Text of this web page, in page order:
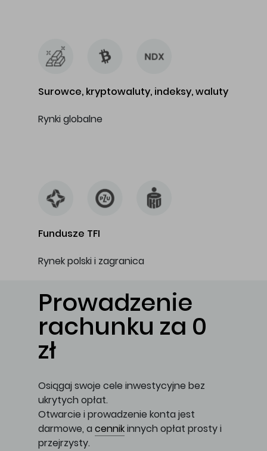
Surowce, kryptowaluty, indeksy, waluty
Rynki globalne
Fundusze TFI
Rynek polski i zagranica
Prowadzenie
rachunku za 0
zł
Osiągaj swoje cele inwestycyjne bez
ukrytych opłat.
Otwarcie i prowadzenie konta jest
darmowe, a cennikinnych opłat prosty i
przejrzysty.